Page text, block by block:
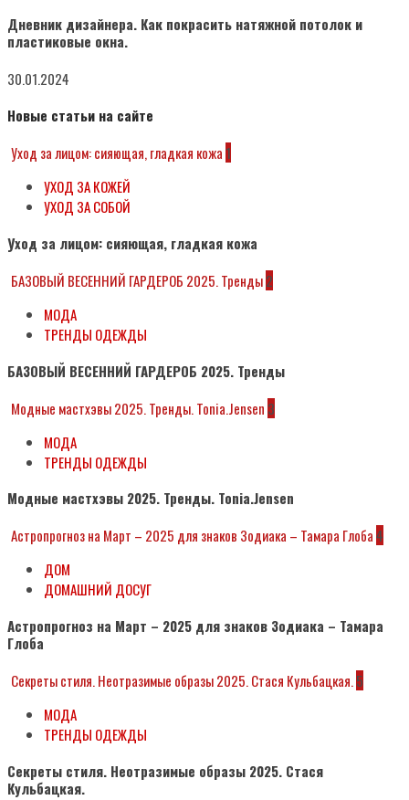
Дневник дизайнера. Как покрасить натяжной потолок и
пластиковые окна.
30.01.2024
Новые статьи на сайте
Уход за лицом: сияющая, гладкая кожа 1
УХОД ЗА КОЖЕЙ
УХОД ЗА СОБОЙ
Уход за лицом: сияющая, гладкая кожа
БАЗОВЫЙ ВЕСЕННИЙ ГАРДЕРОБ 2025. Тренды2
МОДА
ТРЕНДЫ ОДЕЖДЫ
БАЗОВЫЙ ВЕСЕННИЙ ГАРДЕРОБ 2025. Тренды
Модные мастхэвы 2025. Тренды. Tonia.Jensen 3
МОДА
ТРЕНДЫ ОДЕЖДЫ
Модные мастхэвы 2025. Тренды. Tonia.Jensen
Астропрогноз на Март – 2025 для знаков Зодиака – Тамара Глоба4
ДОМ
ДОМАШНИЙ ДОСУГ
Астропрогноз на Март – 2025 для знаков Зодиака – Тамара
Глоба
Секреты стиля. Неотразимые образы 2025. Стася Кульбацкая.5
МОДА
ТРЕНДЫ ОДЕЖДЫ
Секреты стиля. Неотразимые образы 2025. Стася
Кульбацкая.